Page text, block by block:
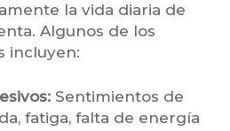
la vida diaria de
Algunos de los
incluyen:
Sentimientos de
fatiga, falta de energía